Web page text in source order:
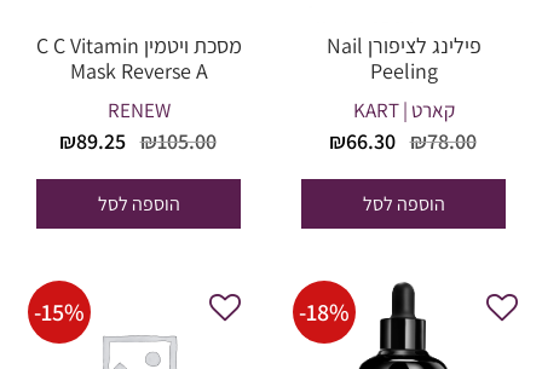
פילינג לציפורן Nail
Peeling
קארט | KART
₪78.00
המחיר
היה:
₪78.00.
₪66.30
הוא:
הוספה לסל
מסכת ויטמין C C Vitamin
Mask Reverse A
RENEW
₪105.00
המחיר
היה:
₪105.00.
₪89.25
הוא:
הוספה לסל
-18%
-15%